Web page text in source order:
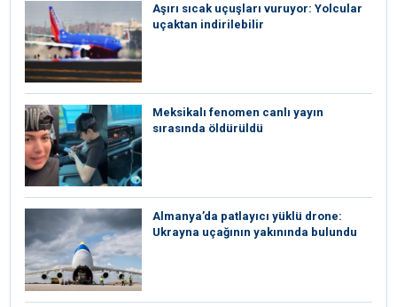
Aşırı sıcak uçuşları vuruyor: Yolcular
uçaktan indirilebilir
Meksikalı fenomen canlı yayın
sırasında öldürüldü
Almanya’da patlayıcı yüklü drone:
Ukrayna uçağının yakınında bulundu